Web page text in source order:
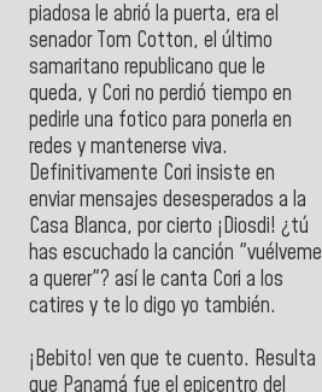
piadosa le abrió la puerta, era el
senador Tom Cotton, el último
samaritano republicano que le
queda, y Cori no perdió tiempo en
pedirle una fotico para ponerla en
redes y mantenerse viva.
Definitivamente Cori insiste en
enviar mensajes desesperados a la
Casa Blanca, por cierto ¡Diosdi! ¿tú
has escuchado la canción "vuélveme
a querer"? así le canta Cori a los
catires y te lo digo yo también.
¡Bebito! ven que te cuento. Resulta
que Panamá fue el epicentro del